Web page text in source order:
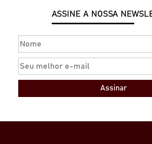
ASSINE A NOSSA
Assinar